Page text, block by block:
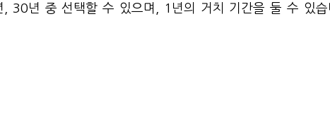
년 중 선택할 수 있으며, 1년의 거치 기간을 둘 수 있습